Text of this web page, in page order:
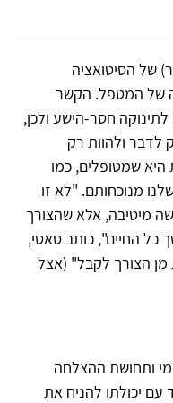
של הסיטואציה
של המטפל. הקשר
חסר-הישע ולכן,
ולהוות רק
שמטופלים, כמו
מנוכחותם. "לא זו
מיטיבה, אלא שהצורך
כל החיים", כותב סאטי,
מן הצורך לקבל" (אצל
ותחושת ההצלחה
יכולתו להניח את